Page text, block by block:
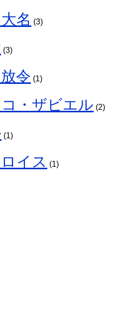
名 (3)
(3)
令 (1)
・ザビエル (2)
(1)
イス (1)